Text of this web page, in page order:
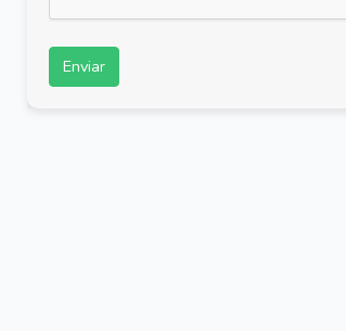
Enviar